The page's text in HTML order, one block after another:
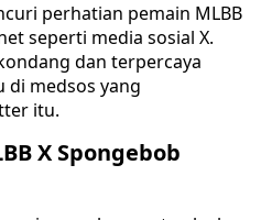
perhatian pemain MLBB
seperti media sosial X.
dan terpercaya
medsos yang
itu.
X Spongebob